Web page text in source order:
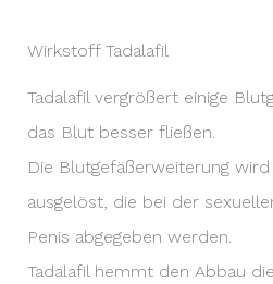
Wirkstoff Tadalafil
Tadalafil vergrößert einige
das Blut besser fließen.
Die Blutgefäßerweiterung
ausgelöst, die bei der
Penis abgegeben werden.
Tadalafil hemmt den Abbau